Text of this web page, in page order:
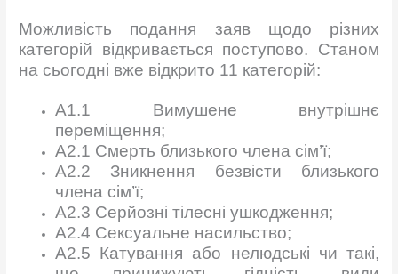
Можливість подання заяв щодо різних
категорій відкривається поступово. Станом
на сьогодні вже відкрито 11 категорій:
A1.1 Вимушене внутрішнє
переміщення;
A2.1 Смерть близького члена сім’ї;
A2.2 Зникнення безвісти близького
члена сім’ї;
A2.3 Серйозні тілесні ушкодження;
A2.4 Сексуальне насильство;
A2.5 Катування або нелюдські чи такі,